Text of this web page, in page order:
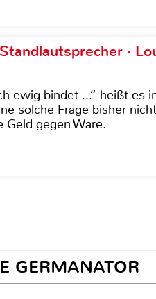
·
ewig bindet ...“ heißt es
solche Frage bisher
Geld gegen Ware.
GERMANATOR